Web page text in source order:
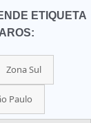
ETIQUETA
Zona Sul
Paulo